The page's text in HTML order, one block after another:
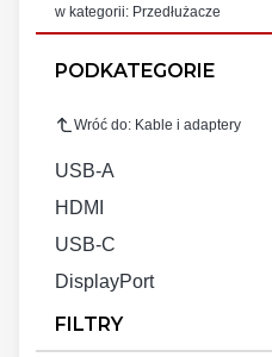
w kategorii: Przedłużacze
PODKATEGORIE
Wróć do: Kable i adaptery
USB-A
HDMI
USB-C
DisplayPort
FILTRY